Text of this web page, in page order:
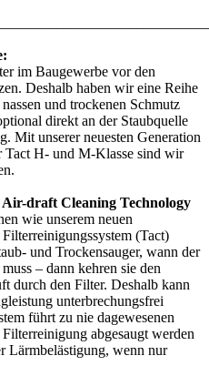
im Baugewerbe vor den
Deshalb haben wir eine Reihe
und trockenen Schmutz
direkt an der Staubquelle
Mit unserer neuesten Generation
Tact H- und M-Klasse sind wir
draft Cleaning Technology
wie unserem neuen
Filterreinigungssystem (Tact)
und Trockensauger, wann der
– dann kehren sie den
durch den Filter. Deshalb kann
unterbrechungsfrei
führt zu nie dagewesenen
abgesaugt werden
Lärmbelästigung, wenn nur